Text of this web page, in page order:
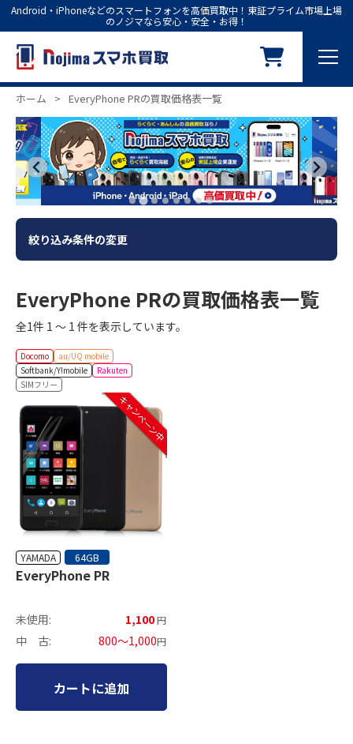
Android・iPhoneなどのスマートフォンを高価買取中！東証プライム市場上場
のノジマなら安心・安全・お得！
ホーム > EveryPhone PRの買取価格表一覧
絞り込み条件の変更
EveryPhone PRの買取価格表一覧
全1件 1 ～ 1 件を表示しています。
Docomo
au/UQ mobile
Softbank/Y!mobile
Rakuten
SIMフリー
キャンペーン中
YAMADA 64GB
EveryPhone PR
未使用: 1,100円
中 古: 800～1,000円
カートに追加